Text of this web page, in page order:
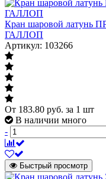
Тип затвора
Тип затвора
Характеризует способ
органа управления крана
Тип прохода
Тип прохода
Характеризует
отверстия шара к размеру
присоединяемого
Материал
Кран шаровой латунь
ГАЛЛОП
Артикул: 103266
От 183.80 руб. за 1 шт
В наличии много
-
Быстрый просмотр